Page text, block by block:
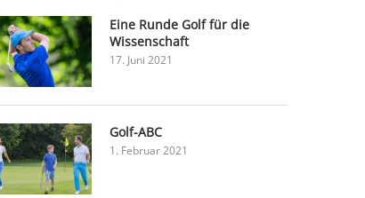
Eine Runde Golf für die
Wissenschaft
17. Juni 2021
Golf-ABC
1. Februar 2021